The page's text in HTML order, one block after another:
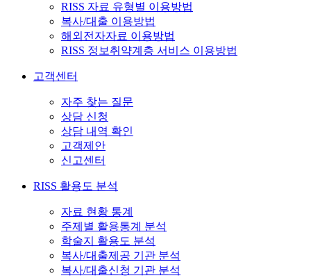
RISS 자료 유형별 이용방법
복사/대출 이용방법
해외전자자료 이용방법
RISS 정보취약계층 서비스 이용방법
고객센터
자주 찾는 질문
상담 신청
상담 내역 확인
고객제안
신고센터
RISS 활용도 분석
자료 현황 통계
주제별 활용통계 분석
학술지 활용도 분석
복사/대출제공 기관 분석
복사/대출신청 기관 분석